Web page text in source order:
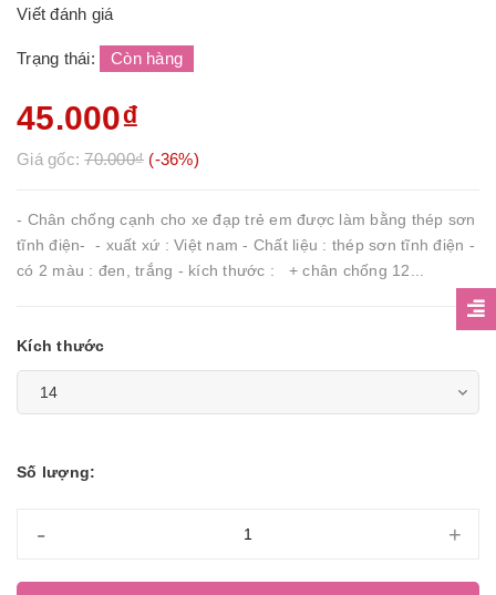
Viết đánh giá
Trạng thái: Còn hàng
45.000₫
Giá gốc:70.000₫ (-36%)
- Chân chống cạnh cho xe đạp trẻ em được làm bằng thép sơn
tĩnh điện- - xuất xứ : Việt nam - Chất liệu : thép sơn tĩnh điện -
có 2 màu : đen, trắng - kích thước : + chân chống 12...
Kích thước
Số lượng:
- +